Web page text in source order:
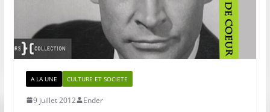
A LA UNE CULTURE ET SOCIETE
9 juillet 2012 Ender